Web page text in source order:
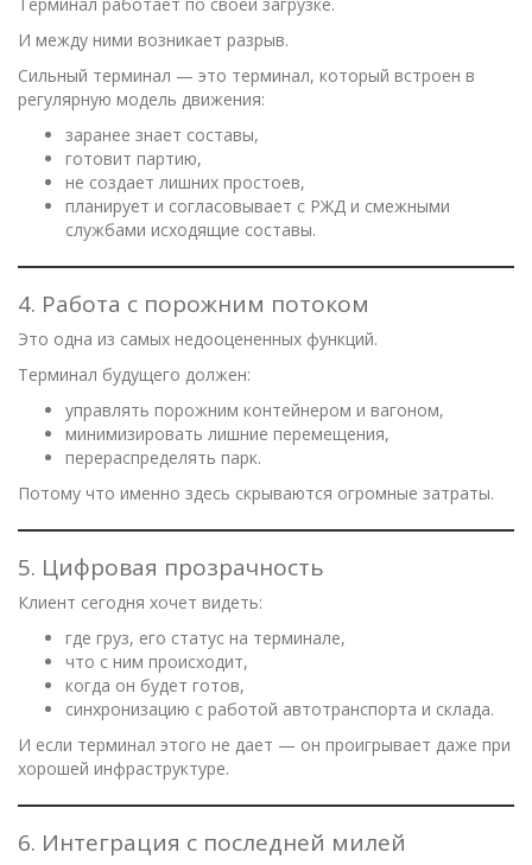
И между ними возникает разрыв.
Сильный терминал — это терминал, который встроен в
регулярную модель движения:
заранее знает составы,
готовит партию,
не создает лишних простоев,
планирует и согласовывает с РЖД и смежными
службами исходящие составы.
4. Работа с порожним потоком
Это одна из самых недооцененных функций.
Терминал будущего должен:
управлять порожним контейнером и вагоном,
минимизировать лишние перемещения,
перераспределять парк.
Потому что именно здесь скрываются огромные затраты.
5. Цифровая прозрачность
Клиент сегодня хочет видеть:
где груз, его статус на терминале,
что с ним происходит,
когда он будет готов,
синхронизацию с работой автотранспорта и склада.
И если терминал этого не дает — он проигрывает даже при
хорошей инфраструктуре.
6. Интеграция с последней милей